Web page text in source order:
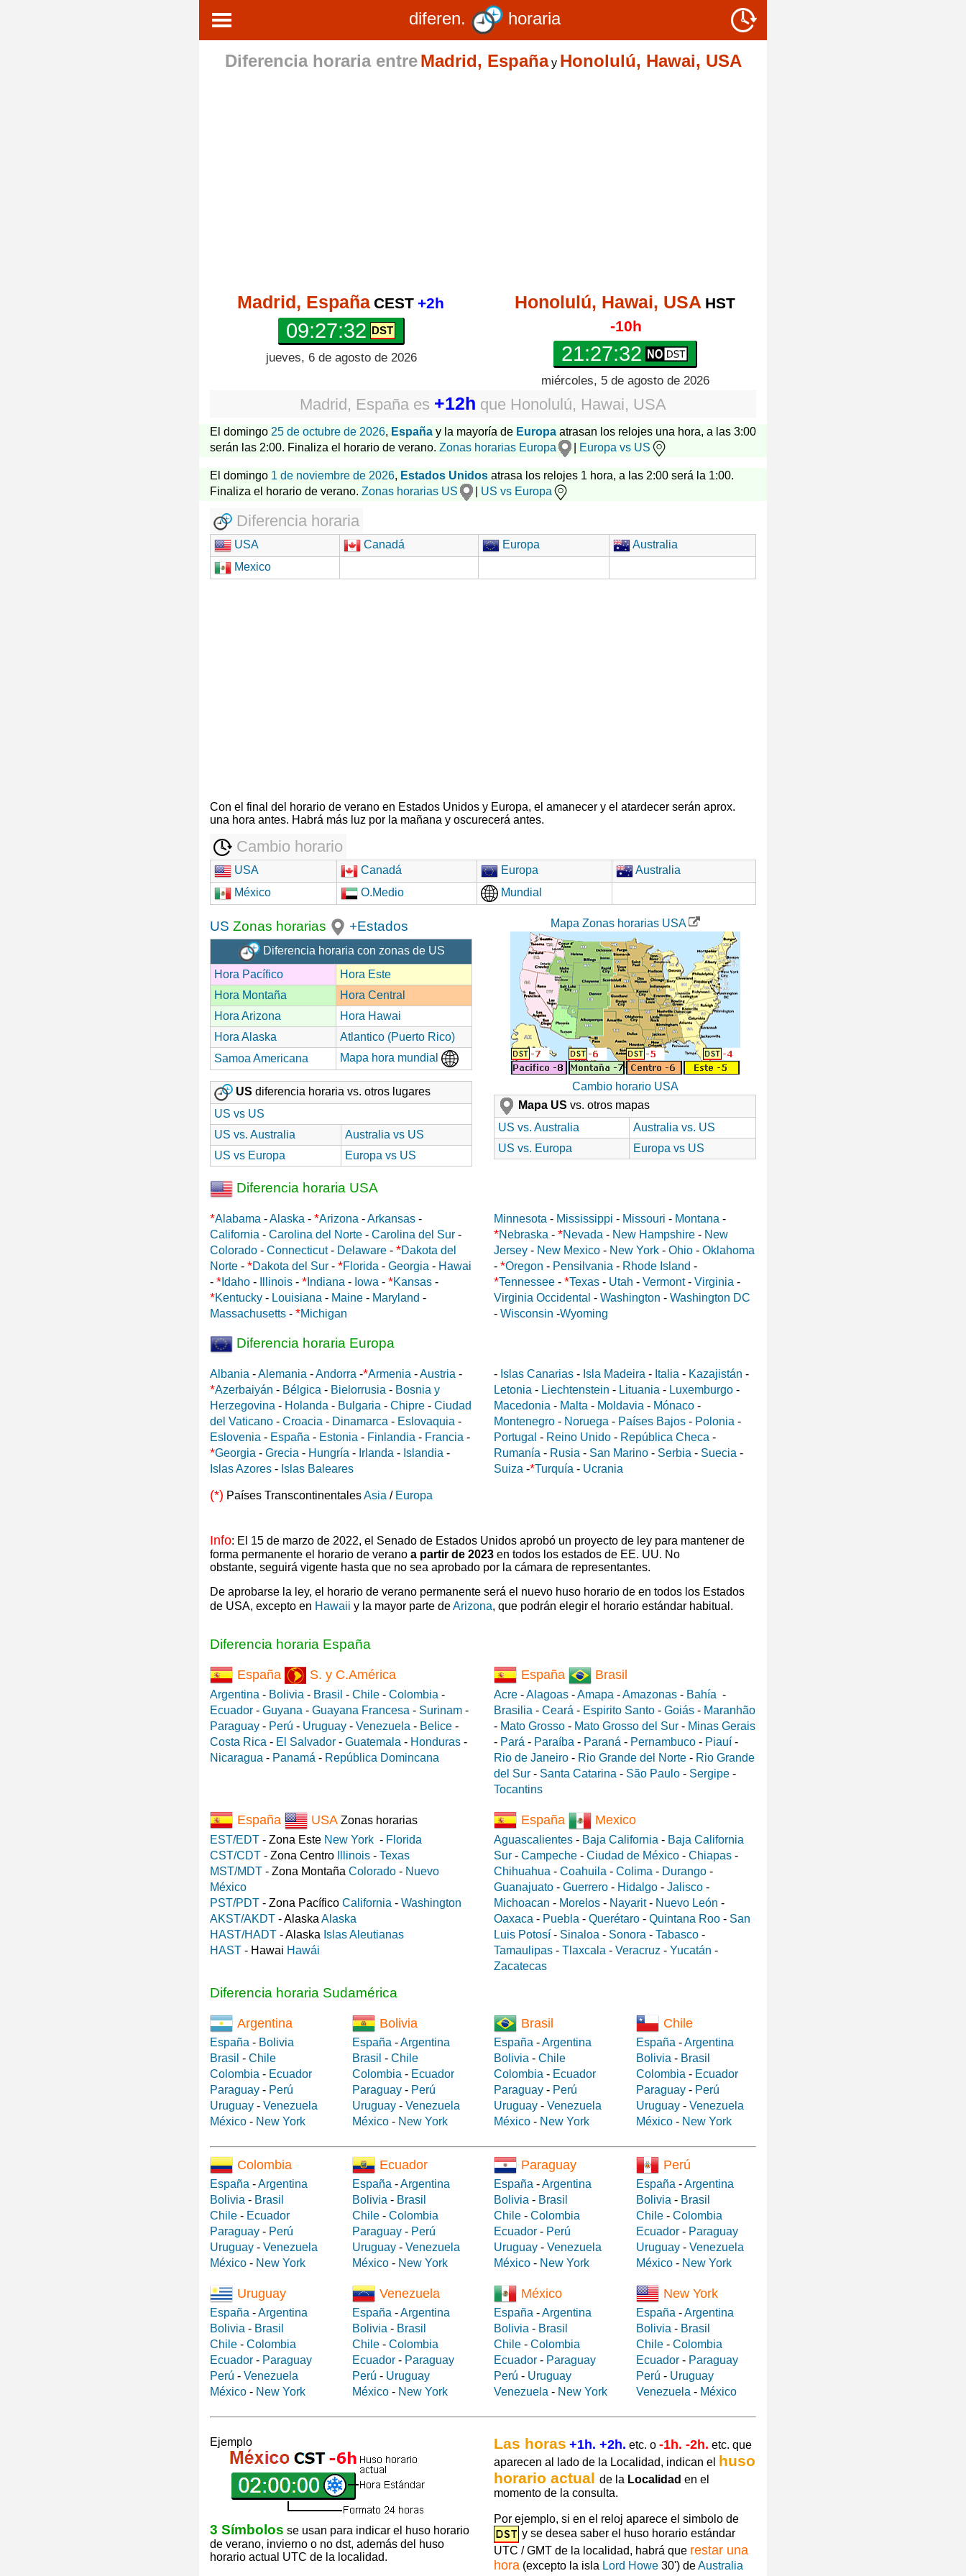
diferen. horaria
Diferencia horaria entre Madrid, Españay Honolulú, Hawai, USA
Madrid, España CEST +2h
09:27:33
jueves, 6 de agosto de 2026
Honolulú, Hawai, USA HST
-10h
21:27:33
miércoles, 5 de agosto de 2026
Madrid, España es +12h que Honolulú, Hawai, USA
El domingo 25 de octubre de 2026, España y la mayoría de Europa atrasan los relojes una hora, a las 3:00
serán las 2:00. Finaliza el horario de verano. Zonas horarias Europa Europa vs US
El domingo 1 de noviembre de 2026, Estados Unidos atrasa los relojes 1 hora, a las 2:00 será la 1:00.
Finaliza el horario de verano. Zonas horarias US US vs Europa
Diferencia horaria
USA Canadá Europa
Australia
Mexico
Con el final del horario de verano en Estados Unidos y Europa, el amanecer y el atardecer serán aprox.
una hora antes. Habrá más luz por la mañana y oscurecerá antes.
Cambio horario
USA Canadá Europa
Australia
México
O.Medio Mundial
US Zonas horarias +Estados
Diferencia horaria con zonas de US
Hora Pacífico
Hora Este
Hora Montaña
Hora Central
Hora Arizona
Hora Hawai
Hora Alaska
Atlantico (Puerto Rico)
Samoa Americana
Mapa hora mundial
US diferencia horaria vs. otros lugares
US vs US
US vs. Australia
Australia vs US
US vs Europa
Europa vs US
Mapa Zonas horarias USA
Cambio horario USA
Mapa US vs. otros mapas
US vs. Australia
Australia vs. US
US vs. Europa
Europa vs US
Diferencia horaria USA
*Alabama -Alaska - *Arizona -Arkansas -
California - Carolina del Norte - Carolina del Sur -
Colorado - Connecticut- Delaware - *Dakota del
Norte - *Dakota del Sur - *Florida - Georgia - Hawai
- * Idaho - Illinois - * Indiana - Iowa - *Kansas -
*Kentucky - Louisiana - Maine - Maryland -
Massachusetts - *Michigan
Minnesota - Mississippi - Missouri - Montana -
*Nebraska - *Nevada - New Hampshire - New
Jersey - New Mexico - New York - Ohio - Oklahoma
- *Oregon - Pensilvania - Rhode Island -
*Tennessee - *Texas - Utah - Vermont- Virginia -
Virginia Occidental - Washington - Washington DC
- Wisconsin -Wyoming
Diferencia horaria Europa
Albania -Alemania -Andorra -*Armenia -Austria -
*Azerbaiyán - Bélgica - Bielorrusia - Bosnia y
Herzegovina - Holanda - Bulgaria - Chipre - Ciudad
del Vaticano - Croacia - Dinamarca - Eslovaquia -
Eslovenia - España - Estonia - Finlandia - Francia -
*Georgia - Grecia - Hungría - Irlanda - Islandia -
Islas Azores - Islas Baleares
- Islas Canarias - Isla Madeira - Italia - Kazajistán -
Letonia - Liechtenstein - Lituania - Luxemburgo -
Macedonia - Malta - Moldavia - Mónaco -
Montenegro - Noruega - Países Bajos - Polonia -
Portugal - Reino Unido - República Checa -
Rumanía - Rusia - San Marino - Serbia - Suecia -
Suiza -*Turquía - Ucrania
(*) Países TranscontinentalesAsia / Europa
Info: El 15 de marzo de 2022, el Senado de Estados Unidos aprobó un proyecto de ley para mantener de
forma permanente el horario de verano a partir de 2023 en todos los estados de EE. UU. No
obstante, seguirá vigente hasta que no sea aprobado por la cámara de representantes.
De aprobarse la ley, el horario de verano permanente será el nuevo huso horario de en todos los Estados
de USA, excepto en Hawaii y la mayor parte deArizona, que podrán elegir el horario estándar habitual.
Diferencia horaria España
España S. y C.América
Argentina - Bolivia - Brasil - Chile - Colombia -
Ecuador - Guyana - Guayana Francesa - Surinam -
Paraguay - Perú - Uruguay - Venezuela - Belice -
Costa Rica - El Salvador - Guatemala - Honduras -
Nicaragua - Panamá - República Domincana
España Brasil
Acre -Alagoas -Amapa -Amazonas - Bahía -
Brasilia - Ceará - Espirito Santo - Goiás - Maranhão
- Mato Grosso - Mato Grosso del Sur - Minas Gerais
- Pará - Paraíba - Paraná - Pernambuco - Piauí -
Rio de Janeiro - Rio Grande del Norte - Rio Grande
del Sur - Santa Catarina - São Paulo - Sergipe -
Tocantins
España USA Zonas horarias
EST/EDT - Zona Este New York - Florida
CST/CDT - Zona Centro Illinois - Texas
MST/MDT - Zona Montaña Colorado - Nuevo
México
PST/PDT - Zona Pacífico California - Washington
AKST/AKDT - Alaska Alaska
HAST/HADT - Alaska Islas Aleutianas
HAST - Hawai Hawái
España Mexico
Aguascalientes - Baja California - Baja California
Sur - Campeche - Ciudad de México - Chiapas -
Chihuahua - Coahuila - Colima - Durango -
Guanajuato - Guerrero - Hidalgo - Jalisco -
Michoacan - Morelos - Nayarit- Nuevo León -
Oaxaca - Puebla - Querétaro - Quintana Roo - San
Luis Potosí - Sinaloa - Sonora - Tabasco -
Tamaulipas - Tlaxcala - Veracruz - Yucatán -
Zacatecas
Diferencia horaria Sudamérica
Argentina
España - Bolivia
Brasil - Chile
Colombia - Ecuador
Paraguay - Perú
Uruguay - Venezuela
México - New York
Bolivia
España -Argentina
Brasil - Chile
Colombia - Ecuador
Paraguay- Perú
Uruguay- Venezuela
México- New York
Brasil
España -Argentina
Bolivia - Chile
Colombia - Ecuador
Paraguay - Perú
Uruguay - Venezuela
México - New York
Chile
España -Argentina
Bolivia - Brasil
Colombia - Ecuador
Paraguay- Perú
Uruguay- Venezuela
México- New York
Colombia
España -Argentina
Bolivia - Brasil
Chile - Ecuador
Paraguay - Perú
Uruguay - Venezuela
México - New York
Ecuador
España -Argentina
Bolivia - Brasil
Chile- Colombia
Paraguay- Perú
Uruguay- Venezuela
México- New York
Paraguay
España -Argentina
Bolivia - Brasil
Chile - Colombia
Ecuador - Perú
Uruguay - Venezuela
México - New York
Perú
España -Argentina
Bolivia - Brasil
Chile- Colombia
Ecuador- Paraguay
Uruguay- Venezuela
México- New York
Uruguay
España -Argentina
Bolivia - Brasil
Chile - Colombia
Ecuador - Paraguay
Perú - Venezuela
México - New York
Venezuela
España -Argentina
Bolivia - Brasil
Chile- Colombia
Ecuador- Paraguay
Perú - Uruguay
México- New York
México
España -Argentina
Bolivia - Brasil
Chile - Colombia
Ecuador - Paraguay
Perú - Uruguay
Venezuela - New York
New York
España -Argentina
Bolivia - Brasil
Chile- Colombia
Ecuador- Paraguay
Perú - Uruguay
Venezuela - México
Ejemplo
3 Símbolos se usan para indicar el huso horario
de verano, invierno o no dst, además del huso
horario actual UTC de la localidad.
Las horas +1h. +2h. etc. o -1h. -2h. etc. que
aparecen al lado de la Localidad, indican el huso
horario actual de la Localidad en el
momento de la consulta.
Por ejemplo, si en el reloj aparece el simbolo de
y se desea saber el huso horario estándar
UTC / GMT de la localidad, habrá que restar una
hora (excepto la isla Lord Howe 30') deAustralia